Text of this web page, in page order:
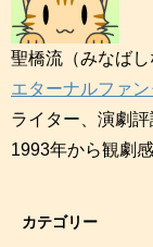
聖橋流（みなばし
エターナルファ
ライター、演劇評
1993年から観劇
カテゴリー